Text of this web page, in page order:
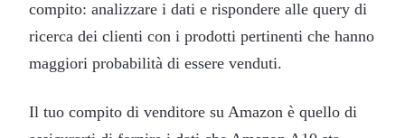
compito: analizzare i dati e rispondere alle query di
ricerca dei clienti con i prodotti pertinenti che hanno
maggiori probabilità di essere venduti.
Il tuo compito di venditore su Amazon è quello di